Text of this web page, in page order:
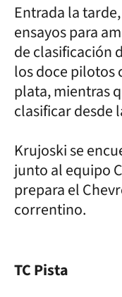
Entrada la
ensayos para
de clasificación
los doce pilotos
plata, mientras
clasificar desde
Krujoski se
junto al equipo
prepara el
correntino.
TC Pista